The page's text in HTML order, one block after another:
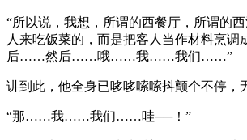
“所以说，我想，所谓的西餐厅，所谓的
人来吃饭菜的，而是把客人当作材料烹调
后……然后……哦……我……我们……”
讲到此，他全身已哆哆嗦嗦抖颤个不停，
“那……我……我们……哇──！”